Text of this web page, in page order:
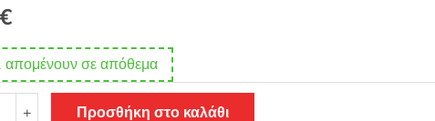
€
σε απόθεμα
+ Προσθήκη στο καλάθι